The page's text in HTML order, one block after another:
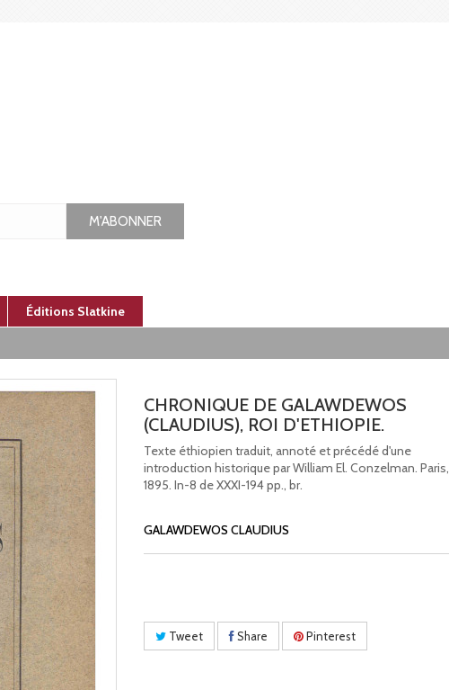
M'ABONNER
Éditions Slatkine
CHRONIQUE DE GALAWDEWOS
(CLAUDIUS), ROI D'ETHIOPIE.
Texte éthiopien traduit, annoté et précédé d'une
introduction historique par William El. Conzelman. Paris,
1895. In-8 de XXXI-194 pp., br.
GALAWDEWOS CLAUDIUS
Tweet Share Pinterest